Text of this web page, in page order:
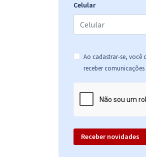
Celular
Ao cadastrar-se, você
receber comunicações
Receber novidades